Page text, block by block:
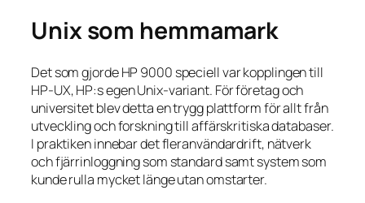
Unix som hemmamark
Det som gjorde HP 9000 speciell var kopplingen till
HP-UX, HP:s egen Unix-variant. För företag och
universitet blev detta en trygg plattform för allt från
utveckling och forskning till affärskritiska databaser.
I praktiken innebar det fleranvändardrift, nätverk
och fjärrinloggning som standard samt system som
kunde rulla mycket länge utan omstarter.